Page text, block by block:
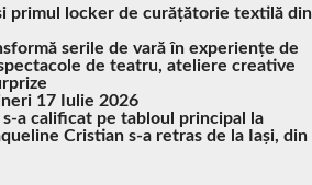
primul locker de curățătorie textilă din
serile de vară în experiențe de
de teatru, ateliere creative
17 Iulie 2026
s-a calificat pe tabloul principal la
Cristian s-a retras de la Iași, din